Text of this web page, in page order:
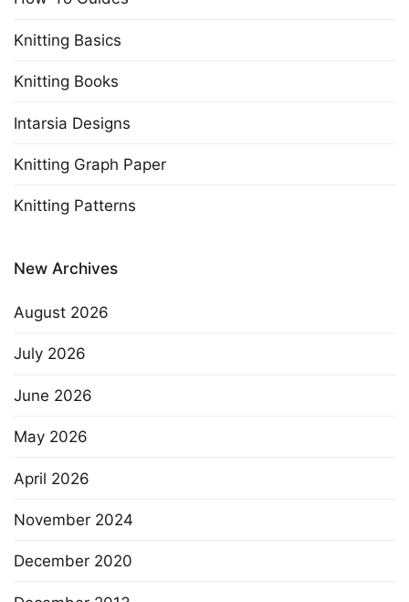
Knitting Basics
Knitting Books
Intarsia Designs
Knitting Graph Paper
Knitting Patterns
New Archives
August 2026
July 2026
June 2026
May 2026
April 2026
November 2024
December 2020